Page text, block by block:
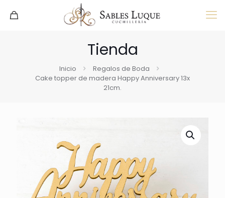
Tienda
Inicio
Regalos de Boda
Cake topper de madera Happy Anniversary 13x
21cm.